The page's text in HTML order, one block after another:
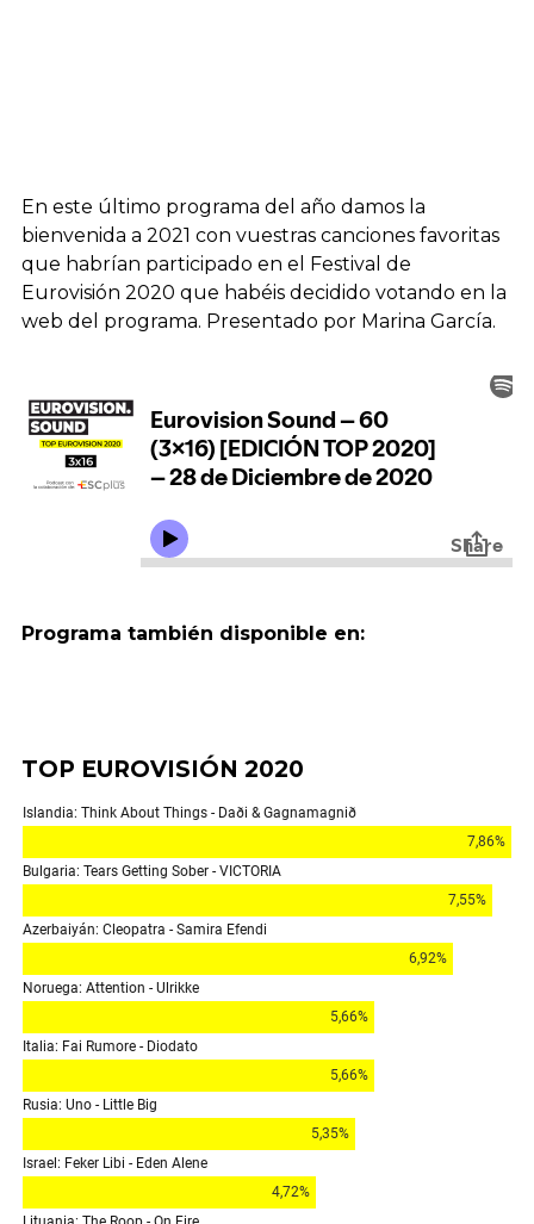
En este último programa del año damos la
bienvenida a 2021 con vuestras canciones favoritas
que habrían participado en el Festival de
Eurovisión 2020 que habéis decidido votando en la
web del programa. Presentado por Marina García.
Programa también disponible en:
TOP EUROVISIÓN 2020